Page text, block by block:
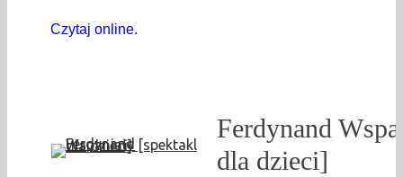
Czytaj online.
Ferdynand
dla dzieci]